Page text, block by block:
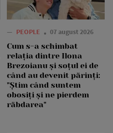
— PEOPLE 07 august 2026
Cum s-a schimbat
relația dintre Ilona
Brezoianu și soțul ei de
când au devenit părinți:
"Știm când suntem
obosiți și ne pierdem
răbdarea"